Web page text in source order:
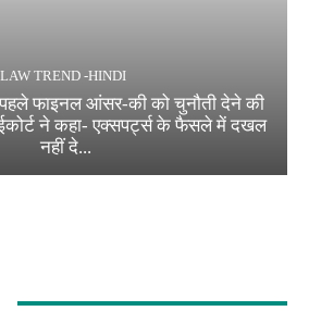
LAW TREND -HINDI
फाइनल आंसर-की को चुनौती देने की
ने कहा- एक्सपर्ट्स के फैसले में दखल
नहीं दे...